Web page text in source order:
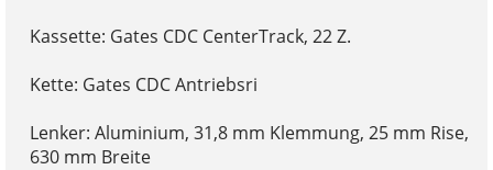
Kassette: Gates CDC CenterTrack, 22 Z.
Kette: Gates CDC Antriebsri
Lenker: Aluminium, 31,8 mm Klemmung, 25 mm Rise,
630 mm Breite